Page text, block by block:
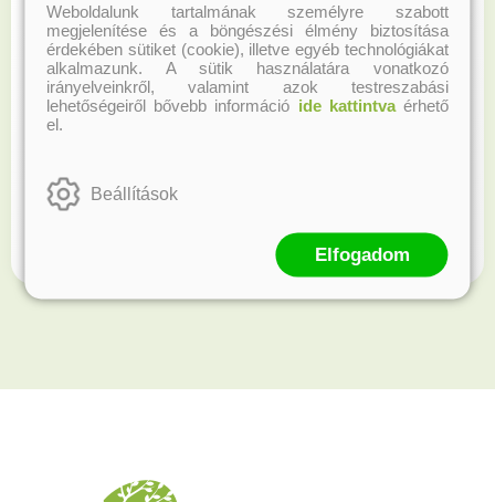
Értesülj elsőként újdonságainkról és akcióinkról.
Weboldalunk tartalmának személyre szabott
megjelenítése és a böngészési élmény biztosítása
érdekében sütiket (cookie), illetve egyéb technológiákat
alkalmazunk. A sütik használatára vonatkozó
irányelveinkről, valamint azok testreszabási
lehetőségeiről bővebb információ ide kattintvaérhető
el.
Beállítások
Elfogadom